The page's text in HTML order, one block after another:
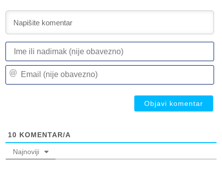
10 KOMENTAR/A
Najnoviji